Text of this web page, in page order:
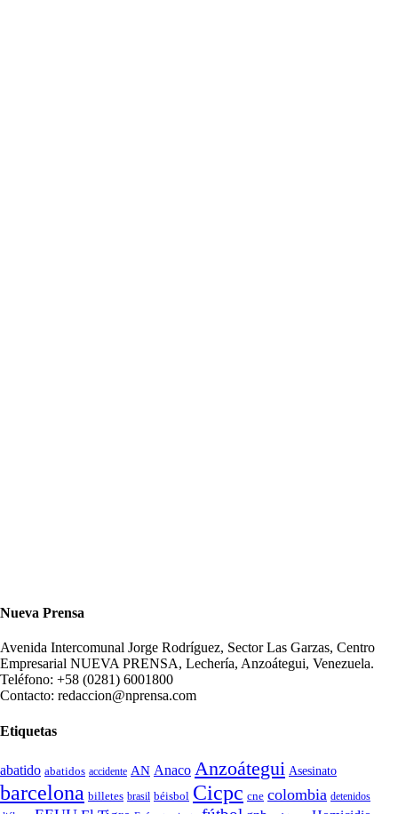
Nueva Prensa
Avenida Intercomunal Jorge Rodríguez, Sector Las Garzas, Centro
Empresarial NUEVA PRENSA, Lechería, Anzoátegui, Venezuela.
Teléfono: +58 (0281) 6001800
Contacto: redaccion@nprensa.com
Etiquetas
abatido abatidos accidente AN Anaco Anzoátegui Asesinato
barcelona billetes brasil béisbol Cicpc cne colombia detenidos